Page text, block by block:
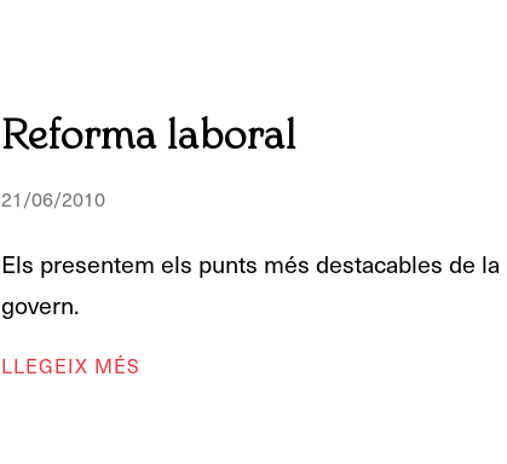
Reforma laboral
21/06/2010
Els presentem els punts més destacables de
govern.
LLEGEIX MÉS